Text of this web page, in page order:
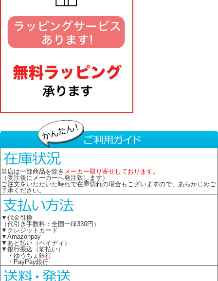
当店は一部商品を除き メーカー取り寄せしております。
（受注後にメーカーへ発注致します）
ご注文をいただいた時点で在庫切れの場合もございますので、あらかじめご
了承ください。
▼代金引換
（代引き手数料：全国一律330円）
▼クレジットカード
▼Amazonpay
▼あと払い（ペイディ）
▼銀行振込（前払い）
・ゆうちょ銀行
・PayPay銀行